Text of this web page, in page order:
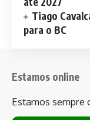
Tiago
para o BC
Estamos online
Estamos sempre